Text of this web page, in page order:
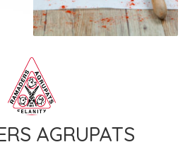
AGRUPATS